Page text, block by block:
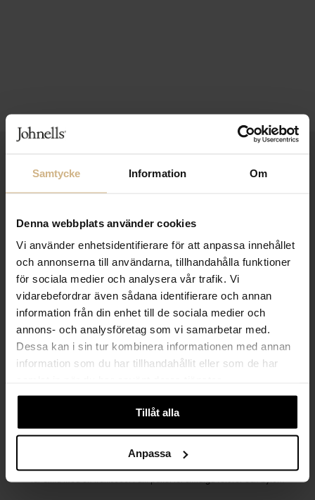
Samtycke Information Om
Denna webbplats använder cookies
Vi använder enhetsidentifierare för att anpassa innehållet
och annonserna till användarna, tillhandahålla funktioner
för sociala medier och analysera vår trafik. Vi
vidarebefordrar även sådana identifierare och annan
information från din enhet till de sociala medier och
annons- och analysföretag som vi samarbetar med.
Dessa kan i sin tur kombinera informationen med annan
information som du har tillhandahållit eller som de har
Tillåt alla
Anpassa
Håll dig uppdaterad
PRENUMERERA PÅ VÅRT NYHETSBREV
Kvinna Man
PRENUMERERA
HANDLA TRYGGT OCH SMIDIGT
Välj det betalsätt som passar dig med Klarna. Vi på Johnells erbjuder flera
bekväma fraktalternativ; utlämningsställe, hemleverans och paketskåp. Du
får alltid med en fraktsedel i ditt paket för smidiga returer och byten!